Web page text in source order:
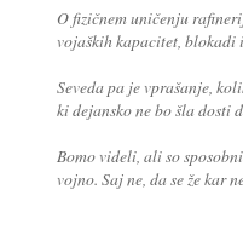
O fizičnem uničenju
vojaških kapacitet,
Seveda pa je vprašanje,
ki dejansko ne bo šla dosti
Bomo videli, ali so
vojno. Saj ne, da se že kar